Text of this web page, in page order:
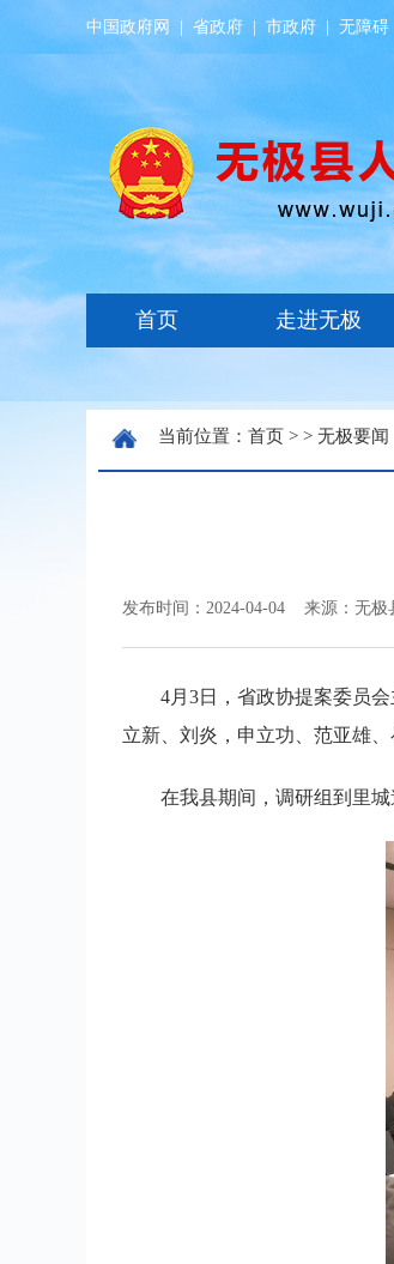
中国政府网 省政府 市政府 无障碍
当前位置： 首页 > > 无极要闻
发布时间：2024-04-04 来源：无极
4月3日，省政协提案委员
立新、刘炎，申立功、范亚雄
在我县期间，调研组到里